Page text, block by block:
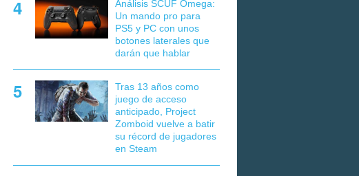
Análisis SCUF Omega:
Un mando pro para
PS5 y PC con unos
botones laterales que
darán que hablar
Tras 13 años como
juego de acceso
anticipado, Project
Zomboid vuelve a batir
su récord de jugadores
en Steam